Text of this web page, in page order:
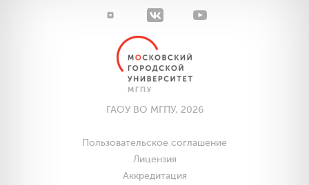
ГАОУ ВО МГПУ, 2026
Пользовательское соглашение
Лицензия
Аккредитация